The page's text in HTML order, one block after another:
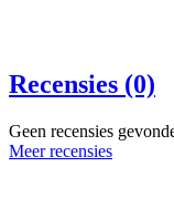
Recensies (0)
Geen recensies
Meer recensies